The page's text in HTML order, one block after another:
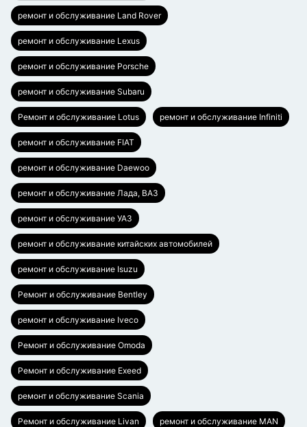
ремонт и обслуживание Land Rover
ремонт и обслуживание Lexus
ремонт и обслуживание Porsche
ремонт и обслуживание Subaru
Ремонт и обслуживание Lotus ремонт и обслуживание Infiniti
ремонт и обслуживание FIAT
ремонт и обслуживание Daewoo
ремонт и обслуживание Лада, ВАЗ
ремонт и обслуживание УАЗ
ремонт и обслуживание китайских автомобилей
ремонт и обслуживание Isuzu
Ремонт и обслуживание Bentley
ремонт и обслуживание Iveco
Ремонт и обслуживание Omoda
Ремонт и обслуживание Exeed
ремонт и обслуживание Scania
Ремонт и обслуживание Livan ремонт и обслуживание MAN